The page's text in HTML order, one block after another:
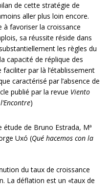
de cette stratégie de
aller plus loin encore.
à favoriser la croissance
sa réussite réside dans
les règles du
capacité de réplique des
par là l’établissement
caractérisé par l’absence de
publié par la revue Viento
)
étude de Bruno Estrada, Mª
Uxó (Qué hacemos con la
du taux de croissance
La déflation est un «taux de